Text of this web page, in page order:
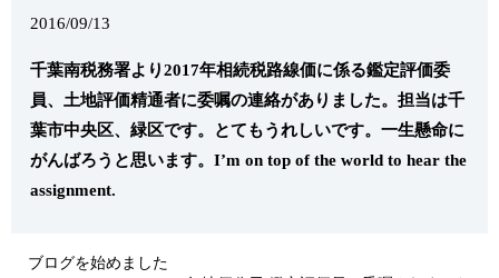
2016/09/13
千葉南税務署より2017年相続税路線価に係る鑑定評価委
員、土地評価精通者に委嘱の連絡がありました。担当は千
葉市中央区、緑区です。とてもうれしいです。一生懸命に
がんばろうと思います。I’m on top of the world to hear the
assignment.
ブログを始めました